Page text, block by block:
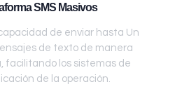
SMS Masivos
de enviar hasta Un
de texto de manera
facilitando los sistemas de
de la operación.